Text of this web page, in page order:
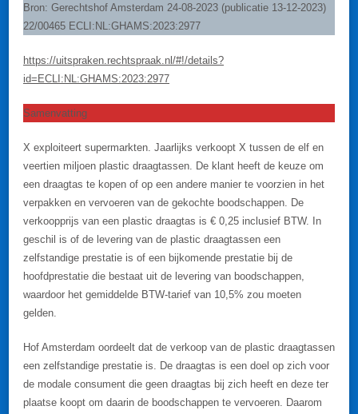
Bron: Gerechtshof Amsterdam 24-08-2023 (publicatie 13-12-2023)
22/00465 ECLI:NL:GHAMS:2023:2977
https://uitspraken.rechtspraak.nl/#!/details?
id=ECLI:NL:GHAMS:2023:2977
Samenvatting
X exploiteert supermarkten. Jaarlijks verkoopt X tussen de elf en
veertien miljoen plastic draagtassen. De klant heeft de keuze om
een draagtas te kopen of op een andere manier te voorzien in het
verpakken en vervoeren van de gekochte boodschappen. De
verkoopprijs van een plastic draagtas is € 0,25 inclusief BTW. In
geschil is of de levering van de plastic draagtassen een
zelfstandige prestatie is of een bijkomende prestatie bij de
hoofdprestatie die bestaat uit de levering van boodschappen,
waardoor het gemiddelde BTW-tarief van 10,5% zou moeten
gelden.
Hof Amsterdam oordeelt dat de verkoop van de plastic draagtassen
een zelfstandige prestatie is. De draagtas is een doel op zich voor
de modale consument die geen draagtas bij zich heeft en deze ter
plaatse koopt om daarin de boodschappen te vervoeren. Daarom